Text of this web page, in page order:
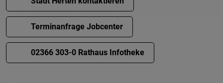
Terminanfrage Jobcenter
02366 303-0 Rathaus Infotheke